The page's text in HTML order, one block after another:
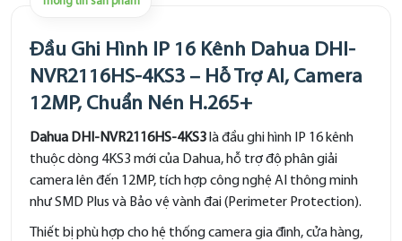
Đầu Ghi Hình IP 16 Kênh Dahua DHI-
NVR2116HS-4KS3 – Hỗ Trợ AI, Camera
12MP, Chuẩn Nén H.265+
Dahua DHI-NVR2116HS-4KS3 là đầu ghi hình IP 16 kênh
thuộc dòng 4KS3 mới của Dahua, hỗ trợ độ phân giải
camera lên đến 12MP, tích hợp công nghệ AI thông minh
như SMD Plus và Bảo vệ vành đai (Perimeter Protection).
Thiết bị phù hợp cho hệ thống camera gia đình, cửa hàng,